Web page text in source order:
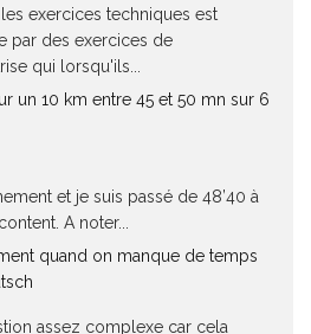
exercices techniques est
par des exercices de
qui lorsqu'ils...
un 10 km entre 45 et 50 mn sur 6
et je suis passé de 48’40 à
A noter...
quand on manque de temps
assez complexe car cela